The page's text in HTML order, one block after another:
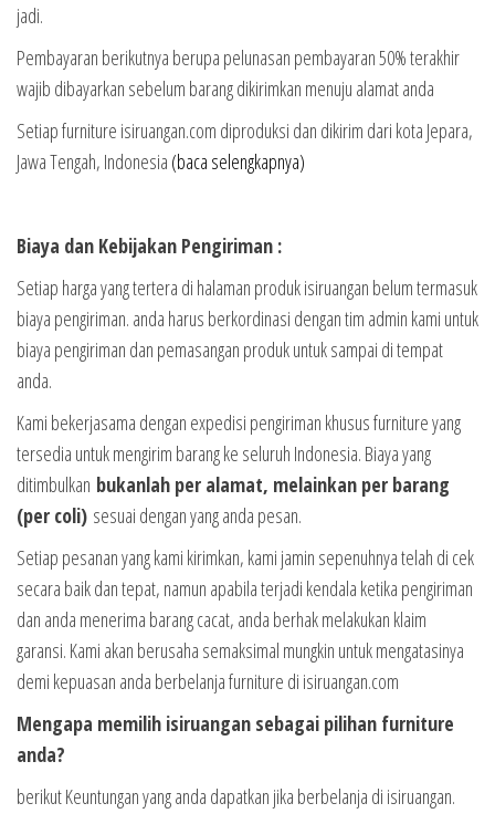
jadi.
Pembayaran berikutnya berupa pelunasan pembayaran 50% terakhir
wajib dibayarkan sebelum barang dikirimkan menuju alamat anda
Setiap furniture isiruangan.com diproduksi dan dikirim dari kota Jepara,
Jawa Tengah, Indonesia (baca selengkapnya)
Biaya dan Kebijakan Pengiriman :
Setiap harga yang tertera di halaman produk isiruangan belum termasuk
biaya pengiriman. anda harus berkordinasi dengan tim admin kami untuk
biaya pengiriman dan pemasangan produk untuk sampai di tempat
anda.
Kami bekerjasama dengan expedisi pengiriman khusus furniture yang
tersedia untuk mengirim barang ke seluruh Indonesia. Biaya yang
ditimbulkan bukanlah per alamat, melainkan per barang
(per coli) sesuai dengan yang anda pesan.
Setiap pesanan yang kami kirimkan, kami jamin sepenuhnya telah di cek
secara baik dan tepat, namun apabila terjadi kendala ketika pengiriman
dan anda menerima barang cacat, anda berhak melakukan klaim
garansi. Kami akan berusaha semaksimal mungkin untuk mengatasinya
demi kepuasan anda berbelanja furniture di isiruangan.com
Mengapa memilih isiruangan sebagai pilihan furniture
anda?
berikut Keuntungan yang anda dapatkan jika berbelanja di isiruangan.